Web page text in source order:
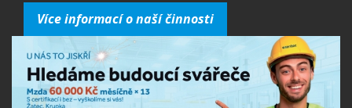
Více informací o naší činnosti